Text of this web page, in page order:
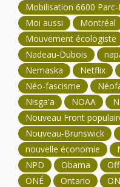
Mobilisation 6600
Moi aussi
Montréal
Mouvement écologiste
Nadeau-Dubois
Nemaska
Netflix
Néo-fascisme
Nisga'a
NOAA
Nouveau Front
Nouveau-Brunswick
nouvelle économie
NPD
Obama
ONÉ
Ontario